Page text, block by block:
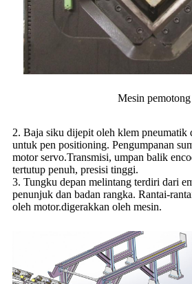
Mesin pemotong
2. Baja siku dijepit oleh klem pneumatik
untuk pen positioning. Pengumpanan
motor servo.Transmisi, umpan balik
tertutup penuh, presisi tinggi.
3. Tungku depan melintang terdiri dari
penunjuk dan badan rangka. Rantai-
oleh motor.digerakkan oleh mesin.